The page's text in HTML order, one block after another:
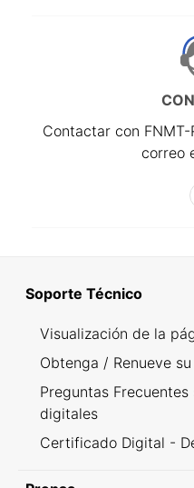
Contactar con
correo
Soporte Técnico
Visualización de la
Obtenga / Renueve
Preguntas
digitales
Certificado Digital -